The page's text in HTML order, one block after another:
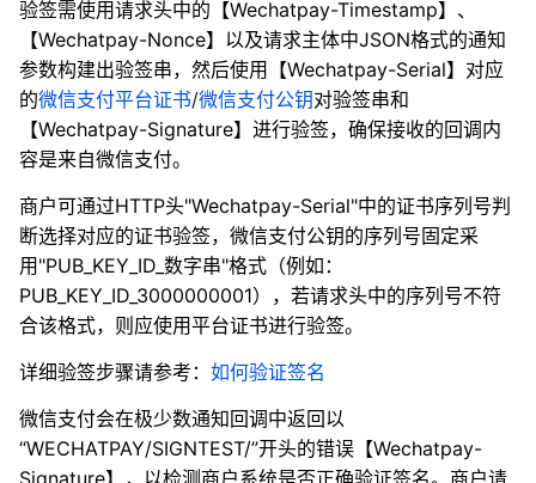
验签需使用请求头中的【Wechatpay-Timestamp】、
【Wechatpay-Nonce】以及请求主体中JSON格式的通知
参数构建出验签串，然后使用【Wechatpay-Serial】对应
的微信支付平台证书/微信支付公钥对验签串和
【Wechatpay-Signature】进行验签，确保接收的回调内
容是来自微信支付。
商户可通过HTTP头"Wechatpay-Serial"中的证书序列号判
断选择对应的证书验签，微信支付公钥的序列号固定采
用"PUB_KEY_ID_数字串"格式（例如：
PUB_KEY_ID_3000000001），若请求头中的序列号不符
合该格式，则应使用平台证书进行验签。
详细验签步骤请参考： 如何验证签名
微信支付会在极少数通知回调中返回以
“WECHATPAY/SIGNTEST/”开头的错误【Wechatpay-
Signature】，以检测商户系统是否正确验证签名。商户请